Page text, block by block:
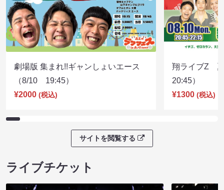
劇場版 集まれ!!ギャンしょいエース
（8/10 19:45）
¥2000 (税込)
翔ライブZ
20:45）
¥1300 (税込)
サイトを閲覧する
ライブチケット